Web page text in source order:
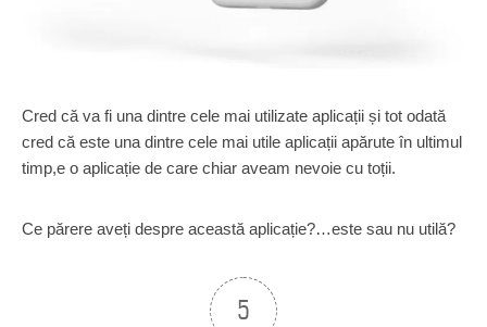
Cred că va fi una dintre cele mai utilizate aplicații și tot odată
cred că este una dintre cele mai utile aplicații apărute în ultimul
timp,e o aplicație de care chiar aveam nevoie cu toții.
Ce părere aveți despre această aplicație?…este sau nu utilă?
5